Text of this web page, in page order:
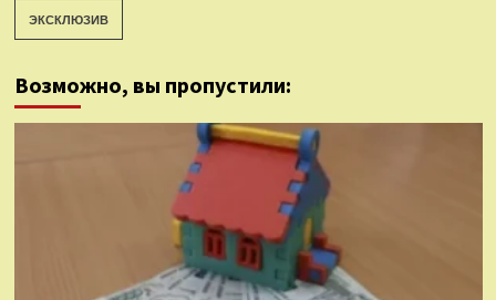
ЭКСКЛЮЗИВ
Возможно, вы пропустили: